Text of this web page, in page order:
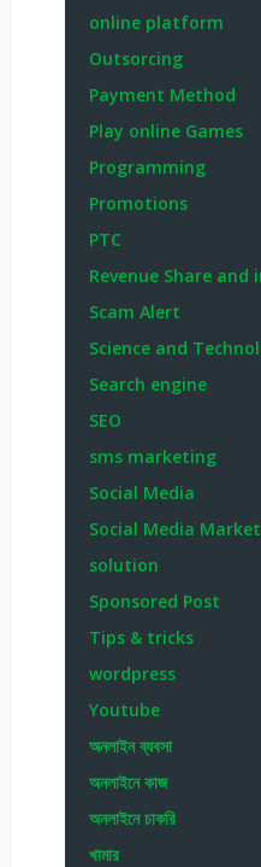
online platform
Outsorcing
Payment Method
Play online Games
Programming
Promotions
PTC
Revenue Share and
Scam Alert
Science and
Search engine
SEO
sms marketing
Social Media
Social Media
solution
Sponsored Post
Tips & tricks
wordpress
Youtube
অনলাইন ব্যবসা
অনলাইনে কাজ
অনলাইনে চাকরি
খামার